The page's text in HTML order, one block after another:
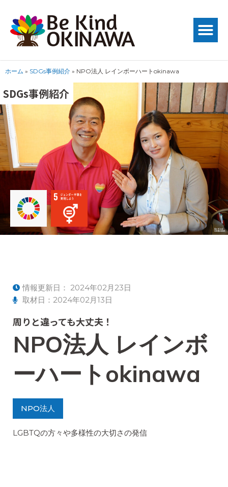
ホーム » SDGs事例紹介 » NPO法人 レインボーハートokinawa
SDGs事例紹介
情報更新日： 2024年02月23日
取材日：2024年02月13日
周りと違っても大丈夫！
NPO法人 レインボ
ーハートokinawa
NPO法人
LGBTQの方々や多様性の大切さの発信